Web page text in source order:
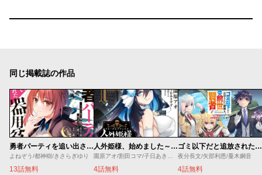
同じ掲載誌の作品
勇者パーティを追い出された器用貧乏 ～パーティ事情で付与術士をやっていた剣士、万能へと至る～
よねぞう/都神樹/きさらぎゆり
13話無料
人外姫様、始めました～Ｆｒｅｅ Ｌｉｆｅ Ｆａｎｔａｓｙ Ｏｎｌｉｎｅ～
4話無料
ゴミ以下だと追放された使用人、実は前世賢者です ～史上最強の賢者、世界最高峰の学園に通う～
夜分長文/矢部利恩/蔓木鋼音
4話無料